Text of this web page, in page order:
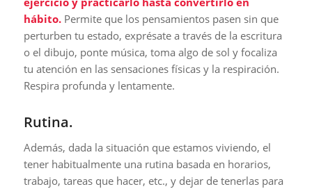
hábito.Permite que los pensamientos pasen sin que
perturben tu estado, exprésate a través de la escritura
o el dibujo, ponte música, toma algo de sol y focaliza
tu atención en las sensaciones físicas y la respiración.
Respira profunda y lentamente.
Rutina.
Además, dada la situación que estamos viviendo, el
tener habitualmente una rutina basada en horarios,
trabajo, tareas que hacer, etc., y dejar de tenerlas para